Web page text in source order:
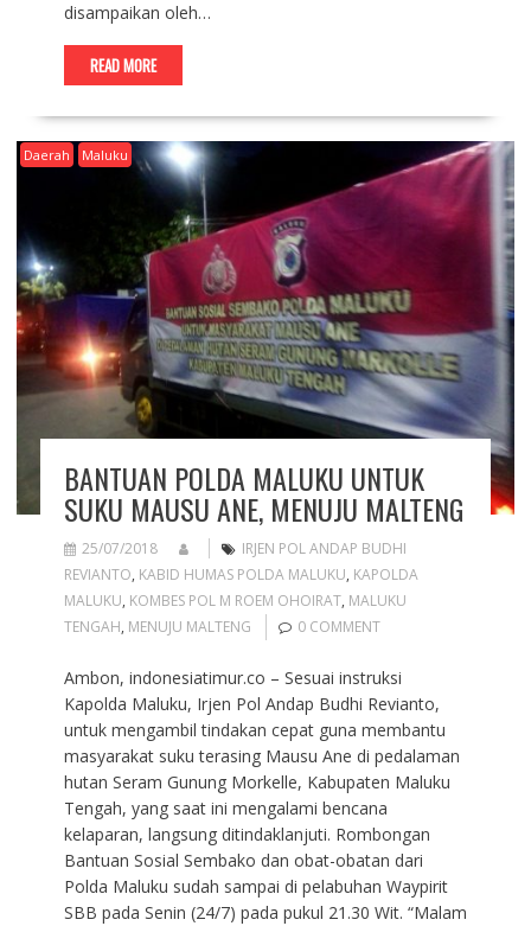
disampaikan oleh…
READ MORE
Daerah Maluku
BANTUAN POLDA MALUKU UNTUK
SUKU MAUSU ANE, MENUJU MALTENG
25/07/2018
IRJEN POL ANDAP BUDHI
REVIANTO, KABID HUMAS POLDA MALUKU, KAPOLDA
MALUKU, KOMBES POL M ROEM OHOIRAT, MALUKU
TENGAH, MENUJU MALTENG 0 COMMENT
Ambon, indonesiatimur.co – Sesuai instruksi
Kapolda Maluku, Irjen Pol Andap Budhi Revianto,
untuk mengambil tindakan cepat guna membantu
masyarakat suku terasing Mausu Ane di pedalaman
hutan Seram Gunung Morkelle, Kabupaten Maluku
Tengah, yang saat ini mengalami bencana
kelaparan, langsung ditindaklanjuti. Rombongan
Bantuan Sosial Sembako dan obat-obatan dari
Polda Maluku sudah sampai di pelabuhan Waypirit
SBB pada Senin (24/7) pada pukul 21.30 Wit. “Malam